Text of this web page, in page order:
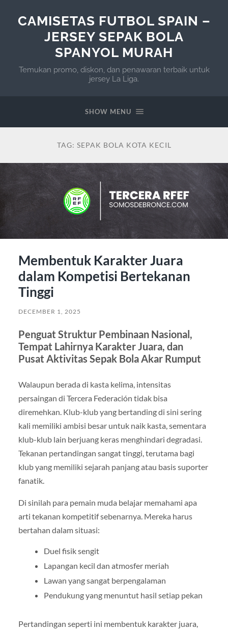
CAMISETAS FUTBOL SPAIN –
JERSEY SEPAK BOLA
SPANYOL MURAH
Temukan promo, diskon, dan penawaran terbaik untuk
jersey La Liga.
SHOW MENU
TAG: SEPAK BOLA KOTA KECIL
Membentuk Karakter Juara
dalam Kompetisi Bertekanan
Tinggi
DECEMBER 1, 2025
Penguat Struktur Pembinaan Nasional,
Tempat Lahirnya Karakter Juara, dan
Pusat Aktivitas Sepak Bola Akar Rumput
Walaupun berada di kasta kelima, intensitas
persaingan di Tercera Federación tidak bisa
diremehkan. Klub-klub yang bertanding di sini sering
kali memiliki ambisi besar untuk naik kasta, sementara
klub-klub lain berjuang keras menghindari degradasi.
Tekanan pertandingan sangat tinggi, terutama bagi
klub yang memiliki sejarah panjang atau basis suporter
fanatik.
Di sinilah para pemain muda belajar memahami apa
arti tekanan kompetitif sebenarnya. Mereka harus
bertahan dalam situasi:
Duel fisik sengit
Lapangan kecil dan atmosfer meriah
Lawan yang sangat berpengalaman
Pendukung yang menuntut hasil setiap pekan
Pertandingan seperti ini membentuk karakter juara,